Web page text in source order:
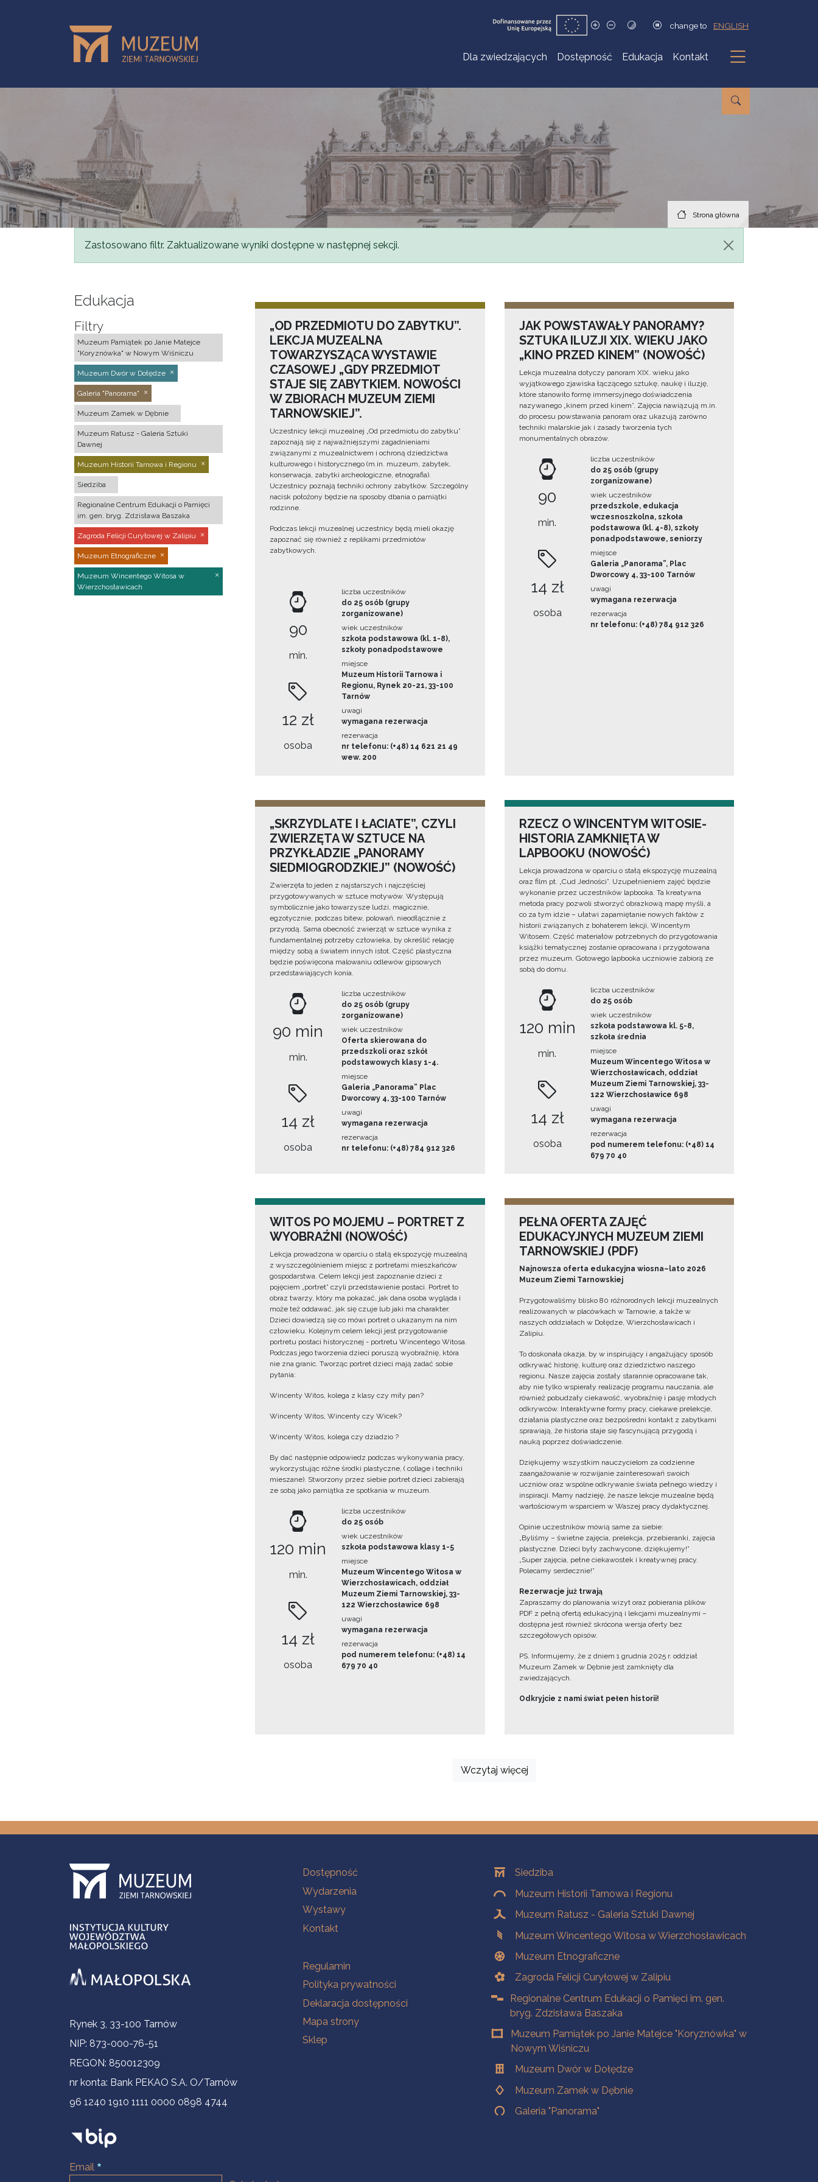
change to ENGLISH
Dla zwiedzających Dostępność Edukacja Kontakt
Podmenu
Strona główna
Komunikat
Zastosowano filtr. Zaktualizowane wyniki dostępne w następnej sekcji.
Edukacja
Filtry
Muzeum Pamiątek po Janie Matejce
"Koryznówka" w Nowym Wiśniczu
Muzeum Dwór w Dołędze
Galeria "Panorama"
Muzeum Zamek w Dębnie
Muzeum Ratusz - Galeria Sztuki
Dawnej
Muzeum Historii Tarnowa i Regionu
Siedziba
Regionalne Centrum Edukacji o Pamięci
im. gen. bryg. Zdzisława Baszaka
Zagroda Felicji Curyłowej w Zalipiu
Muzeum Etnograficzne
Muzeum Wincentego Witosa w
Wierzchosławicach
„OD PRZEDMIOTU DO ZABYTKU”.
LEKCJA MUZEALNA
TOWARZYSZĄCA WYSTAWIE
CZASOWEJ „GDY PRZEDMIOT
STAJE SIĘ ZABYTKIEM. NOWOŚCI
W ZBIORACH MUZEUM ZIEMI
TARNOWSKIEJ”.
Uczestnicy lekcji muzealnej „Od przedmiotu do zabytku”
zapoznają się z najważniejszymi zagadnieniami
związanymi z muzealnictwem i ochroną dziedzictwa
kulturowego i historycznego (m.in. muzeum, zabytek,
konserwacja, zabytki archeologiczne, etnografia).
Uczestnicy poznają techniki ochrony zabytków. Szczególny
nacisk położony będzie na sposoby dbania o pamiątki
rodzinne.
Podczas lekcji muzealnej uczestnicy będą mieli okazję
zapoznać się również z replikami przedmiotów
zabytkowych.
90
min.
12 zł
osoba
liczba uczestników
do 25 osób (grupy
zorganizowane)
wiek uczestników
szkoła podstawowa (kl. 1-8),
szkoły ponadpodstawowe
miejsce
Muzeum Historii Tarnowa i
Regionu, Rynek 20-21, 33-100
Tarnów
uwagi
wymagana rezerwacja
rezerwacja
nr telefonu: (+48) 14 621 21 49
wew. 200
JAK POWSTAWAŁY PANORAMY?
SZTUKA ILUZJI XIX. WIEKU JAKO
„KINO PRZED KINEM” (NOWOŚĆ)
Lekcja muzealna dotyczy panoram XIX. wieku jako
wyjątkowego zjawiska łączącego sztukę, naukę i iluzję,
które stanowiło formę immersyjnego doświadczenia
nazywanego „kinem przed kinem”. Zajęcia nawiązują m.in.
do procesu powstawania panoram oraz ukazują zarówno
techniki malarskie jak i zasady tworzenia tych
monumentalnych obrazów.
90
min.
14 zł
osoba
liczba uczestników
do 25 osób (grupy
zorganizowane)
wiek uczestników
przedszkole, edukacja
wczesnoszkolna, szkoła
podstawowa (kl. 4-8), szkoły
ponadpodstawowe, seniorzy
miejsce
Galeria „Panorama”, Plac
Dworcowy 4, 33-100 Tarnów
uwagi
wymagana rezerwacja
rezerwacja
nr telefonu: (+48) 784 912 326
„SKRZYDLATE I ŁACIATE”, CZYLI
ZWIERZĘTA W SZTUCE NA
PRZYKŁADZIE „PANORAMY
SIEDMIOGRODZKIEJ” (NOWOŚĆ)
Zwierzęta to jeden z najstarszych i najczęściej
przygotowywanych w sztuce motywów. Występują
symbolicznie jako towarzysze ludzi, magicznie,
egzotycznie, podczas bitew, polowań, nieodłącznie z
przyrodą. Sama obecność zwierząt w sztuce wynika z
fundamentalnej potrzeby człowieka, by określić relację
między sobą a światem innych istot. Część plastyczna
będzie poświęcona malowaniu odlewów gipsowych
przedstawiających konia.
90 min
min.
14 zł
osoba
liczba uczestników
do 25 osób (grupy
zorganizowane)
wiek uczestników
Oferta skierowana do
przedszkoli oraz szkół
podstawowych klasy 1-4.
miejsce
Galeria „Panorama” Plac
Dworcowy 4, 33-100 Tarnów
uwagi
wymagana rezerwacja
rezerwacja
nr telefonu: (+48) 784 912 326
RZECZ O WINCENTYM WITOSIE-
HISTORIA ZAMKNIĘTA W
LAPBOOKU (NOWOŚĆ)
Lekcja prowadzona w oparciu o stałą ekspozycję muzealną
oraz film pt. „Cud Jedności”. Uzupełnieniem zajęć będzie
wykonanie przez uczestników lapbooka. Ta kreatywna
metoda pracy pozwoli stworzyć obrazkową mapę myśli, a
co za tym idzie – ułatwi zapamiętanie nowych faktów z
historii związanych z bohaterem lekcji, Wincentym
Witosem. Część materiałów potrzebnych do przygotowania
książki tematycznej zostanie opracowana i przygotowana
przez muzeum. Gotowego lapbooka uczniowie zabiorą ze
sobą do domu.
120 min
min.
14 zł
osoba
liczba uczestników
do 25 osób
wiek uczestników
szkoła podstawowa kl. 5-8,
szkoła średnia
miejsce
Muzeum Wincentego Witosa w
Wierzchosławicach, oddział
Muzeum Ziemi Tarnowskiej, 33-
122 Wierzchosławice 698
uwagi
wymagana rezerwacja
rezerwacja
pod numerem telefonu: (+48) 14
679 70 40
WITOS PO MOJEMU – PORTRET Z
WYOBRAŹNI (NOWOŚĆ)
Lekcja prowadzona w oparciu o stałą ekspozycję muzealną
z wyszczególnieniem miejsc z portretami mieszkańców
gospodarstwa. Celem lekcji jest zapoznanie dzieci z
pojęciem „portret” czyli przedstawienie postaci. Portret to
obraz twarzy, który ma pokazać, jak dana osoba wygląda i
może też oddawać, jak się czuje lub jaki ma charakter.
Dzieci dowiedzą się co mówi portret o ukazanym na nim
człowieku. Kolejnym celem lekcji jest przygotowanie
portretu postaci historycznej - portretu Wincentego Witosa.
Podczas jego tworzenia dzieci poruszą wyobraźnię, która
nie zna granic. Tworząc portret dzieci mają zadać sobie
pytania:
Wincenty Witos, kolega z klasy czy miły pan?
Wincenty Witos, Wincenty czy Wicek?
Wincenty Witos, kolega czy dziadzio ?
By dać następnie odpowiedz podczas wykonywania pracy,
wykorzystując różne środki plastyczne, ( collage i techniki
mieszane). Stworzony przez siebie portret dzieci zabierają
ze sobą jako pamiątka ze spotkania w muzeum.
120 min
min.
14 zł
osoba
liczba uczestników
do 25 osób
wiek uczestników
szkoła podstawowa klasy 1-5
miejsce
Muzeum Wincentego Witosa w
Wierzchosławicach, oddział
Muzeum Ziemi Tarnowskiej, 33-
122 Wierzchosławice 698
uwagi
wymagana rezerwacja
rezerwacja
pod numerem telefonu: (+48) 14
679 70 40
PEŁNA OFERTA ZAJĘĆ
EDUKACYJNYCH MUZEUM ZIEMI
TARNOWSKIEJ (PDF)
Najnowsza oferta edukacyjna wiosna–lato 2026
Muzeum Ziemi Tarnowskiej
Przygotowaliśmy blisko 80 różnorodnych lekcji muzealnych
realizowanych w placówkach w Tarnowie, a także w
naszych oddziałach w Dołędze, Wierzchosławicach i
Zalipiu.
To doskonała okazja, by w inspirujący i angażujący sposób
odkrywać historię, kulturę oraz dziedzictwo naszego
regionu. Nasze zajęcia zostały starannie opracowane tak,
aby nie tylko wspierały realizację programu nauczania, ale
również pobudzały ciekawość, wyobraźnię i pasję młodych
odkrywców. Interaktywne formy pracy, ciekawe prelekcje,
działania plastyczne oraz bezpośredni kontakt z zabytkami
sprawiają, że historia staje się fascynującą przygodą i
nauką poprzez doświadczenie.
Dziękujemy wszystkim nauczycielom za codzienne
zaangażowanie w rozwijanie zainteresowań swoich
uczniów oraz wspólne odkrywanie świata pełnego wiedzy i
inspiracji. Mamy nadzieję, że nasze lekcje muzealne będą
wartościowym wsparciem w Waszej pracy dydaktycznej.
Opinie uczestników mówią same za siebie:
„Byliśmy – świetne zajęcia, prelekcja, przebieranki, zajęcia
plastyczne. Dzieci były zachwycone, dziękujemy!”
„Super zajęcia, pełne ciekawostek i kreatywnej pracy.
Polecamy serdecznie!”
Rezerwacje już trwają
Zapraszamy do planowania wizyt oraz pobierania plików
PDF z pełną ofertą edukacyjną i lekcjami muzealnymi –
dostępna jest również skrócona wersja oferty bez
szczegółowych opisów.
PS. Informujemy, że z dniem 1 grudnia 2025 r. oddział
Muzeum Zamek w Dębnie jest zamknięty dla
zwiedzających.
Odkryjcie z nami świat pełen historii!
Wczytaj więcej
Informacje kontaktowe
Rynek 3, 33-100 Tarnów
NIP: 873-000-76-51
REGON: 850012309
nr konta: Bank PEKAO S.A. O/Tarnów
96 1240 1910 1111 0000 0898 4744
Email
Na skróty
Dostępność
Wydarzenia
Wystawy
Kontakt
Na skróty
Regulamin
Polityka prywatności
Deklaracja dostępności
Mapa strony
Sklep
OddziałySiedziba
Muzeum Historii Tarnowa i Regionu
Muzeum Ratusz - Galeria Sztuki Dawnej
Muzeum Wincentego Witosa w Wierzchosławicach
Muzeum Etnograficzne
Zagroda Felicji Curyłowej w Zalipiu
Regionalne Centrum Edukacji o Pamięci im. gen.
bryg. Zdzisława Baszaka
Muzeum Pamiątek po Janie Matejce "Koryznówka" w
Nowym Wiśniczu
Muzeum Dwór w Dołędze
Muzeum Zamek w Dębnie
Galeria "Panorama"